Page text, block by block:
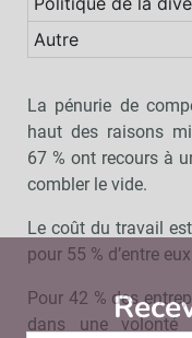
Autre
La pénurie de
haut des raisons
67 % ont recours à
combler le vide.
Le coût du travail
pour 55 % d’entre eux.
Pour 42 % des
dans une volonté